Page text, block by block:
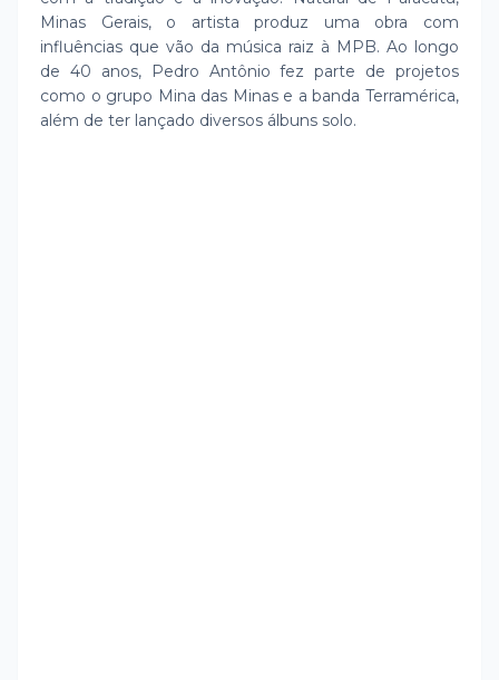
Minas Gerais, o artista produz uma obra com
influências que vão da música raiz à MPB. Ao longo
de 40 anos, Pedro Antônio fez parte de projetos
como o grupo Mina das Minas e a banda Terramérica,
além de ter lançado diversos álbuns solo.